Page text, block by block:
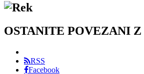
OSTANITE POVEZANI
RSS
Facebook